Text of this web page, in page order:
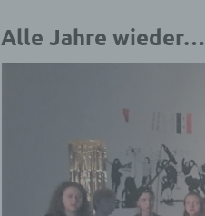
Alle Jahre wieder…